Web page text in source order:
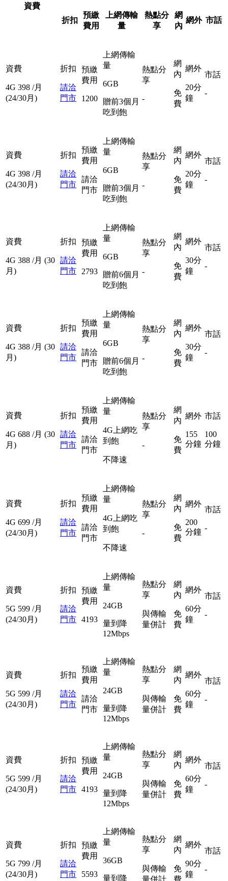
資費
折扣
預繳
費用
上網傳輸
量
熱點分
享
網
內
網外 市話
資費
4G 398 /月
(24/30月)
折扣
請洽
門市
預繳
費用
1200
上網傳輸
量
6GB
贈前3個月
吃到飽
熱點分
享
-
網
內
免
費
網外
20分
鐘
市話
-
資費
4G 398 /月
(24/30月)
折扣
請洽
門市
預繳
費用
請洽
門市
上網傳輸
量
6GB
贈前3個月
吃到飽
熱點分
享
-
網
內
免
費
網外
20分
鐘
市話
-
資費
4G 388 /月 (30
月)
折扣
請洽
門市
預繳
費用
2793
上網傳輸
量
6GB
贈前6個月
吃到飽
熱點分
享
-
網
內
免
費
網外
30分
鐘
市話
-
資費
4G 388 /月 (30
月)
折扣
請洽
門市
預繳
費用
請洽
門市
上網傳輸
量
6GB
贈前6個月
吃到飽
熱點分
享
-
網
內
免
費
網外
30分
鐘
市話
-
資費
4G 688 /月 (30
月)
折扣
請洽
門市
預繳
費用
請洽
門市
上網傳輸
量
4G上網吃
到飽
不降速
熱點分
享
-
網
內
免
費
網外
155
分鐘
市話
100
分鐘
資費
4G 699 /月
(24/30月)
折扣
請洽
門市
預繳
費用
請洽
門市
上網傳輸
量
4G上網吃
到飽
不降速
熱點分
享
-
網
內
免
費
網外
200
分鐘
市話
-
資費
5G 599 /月
(24/30月)
折扣
請洽
門市
預繳
費用
4193
上網傳輸
量
24GB
量到降
12Mbps
熱點分
享
與傳輸
量併計
網
內
免
費
網外
60分
鐘
市話
-
資費
5G 599 /月
(24/30月)
折扣
請洽
門市
預繳
費用
請洽
門市
上網傳輸
量
24GB
量到降
12Mbps
熱點分
享
與傳輸
量併計
網
內
免
費
網外
60分
鐘
市話
-
資費
5G 599 /月
(24/30月)
折扣
請洽
門市
預繳
費用
4193
上網傳輸
量
24GB
量到降
12Mbps
熱點分
享
與傳輸
量併計
網
內
免
費
網外
60分
鐘
市話
-
資費
5G 799 /月
(24/30月)
折扣
請洽
門市
預繳
費用
5593
上網傳輸
量
36GB
量到降
熱點分
享
與傳輸
量併計
網
內
免
費
網外
90分
鐘
市話
-